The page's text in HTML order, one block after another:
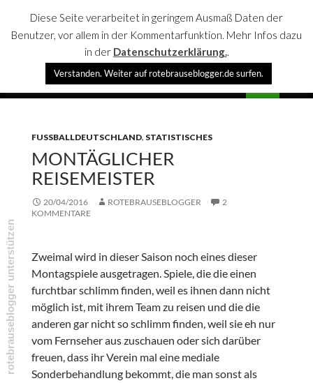
rotebrauseblogger
SPRINGE
FUSSBALLDEUTSCHLAND , STATISTISCHES
MONTÄGLICHER
REISEMEISTER
20/04/2016 ROTEBRAUSEBLOGGER
2
KOMMENTARE
Zweimal wird in dieser Saison noch eines dieser
Montagspiele ausgetragen. Spiele, die die einen
furchtbar schlimm finden, weil es ihnen dann nicht
möglich ist, mit ihrem Team zu reisen und die die
anderen gar nicht so schlimm finden, weil sie eh nur
vom Fernseher aus zuschauen oder sich darüber
freuen, dass ihr Verein mal eine mediale
Sonderbehandlung bekommt, die man sonst als
Diese Seite verarbeitet in geringem Ausmaß Daten der
Benutzer, vor allem in der Kommentarfunktion. Mehr Infos dazu
in der Datenschutzerklärung..
Verstanden. Weiter auf rotebrauseblogger.de surfen.
rotebrauseblogger unterstützen